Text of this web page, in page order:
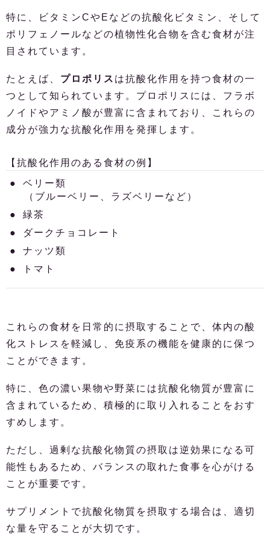
特に、ビタミンCやEなどの抗酸化ビタミン、そして
ポリフェノールなどの植物性化合物を含む食材が注
目されています。
たとえば、 プロポリス は抗酸化作用を持つ食材の一
つとして知られています。プロポリスには、フラボ
ノイドやアミノ酸が豊富に含まれており、これらの
成分が強力な抗酸化作用を発揮します。
【抗酸化作用のある食材の例】
ベリー類
（ブルーベリー、ラズベリーなど）
緑茶
ダークチョコレート
ナッツ類
トマト
これらの食材を日常的に摂取することで、体内の酸
化ストレスを軽減し、免疫系の機能を健康的に保つ
ことができます。
特に、色の濃い果物や野菜には抗酸化物質が豊富に
含まれているため、積極的に取り入れることをおす
すめします。
ただし、過剰な抗酸化物質の摂取は逆効果になる可
能性もあるため、バランスの取れた食事を心がける
ことが重要です。
サプリメントで抗酸化物質を摂取する場合は、適切
な量を守ることが大切です。